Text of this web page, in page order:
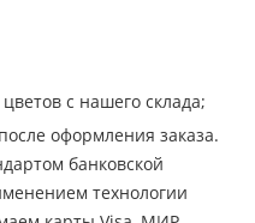
с нашего склада;
оформления заказа.
банковской
технологии